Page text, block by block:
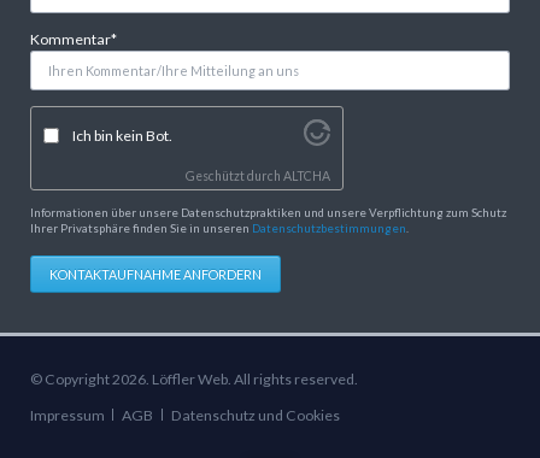
Pflichtfeld
Kommentar*
Ich bin kein Bot.
Geschützt durchALTCHA
Informationen über unsere Datenschutzpraktiken und unsere Verpflichtung zum Schutz
Ihrer Privatsphäre finden Sie in unseren Datenschutzbestimmungen
KONTAKTAUFNAHME ANFORDERN
© Copyright 2026. Löffler Web. All rights reserved.
Navigation
Impressum AGB Datenschutz und Cookies